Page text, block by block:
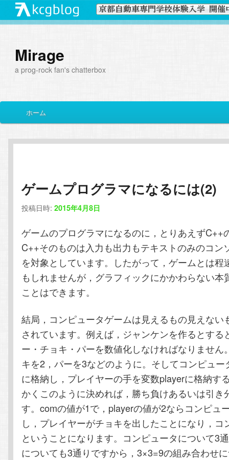
Mirage
a prog-rock fan's chatterbox
イ
メ
イ
コ
ン
ン
ツ
へ
移
動
サ
ブ
ン
テ
ツ
へ
移
動
ホーム
ゲームプログラマになるには(2)
投稿日時:2015年4月8日
ゲームのプログラマになるのに，とりあえずC++
C++そのものは入力も出力もテキストのみのコン
を対象としています。したがって，ゲームとは程
もしれませんが，グラフィックにかかわらない本
ことはできます。
結局，コンピュータゲームは見えるもの見えない
されています。例えば，ジャンケンを作るとする
ー・チョキ・パーを数値化しなければなりません
キを2，パーを3などのように。そしてコンピュ
に格納し，プレイヤーの手を変数playerに格納す
かくこのように決めれば，勝ち負けあるいは引き
す。comの値が1で，playerの値が2ならコンピュ
し，プレイヤーがチョキを出したことになり，コ
ということになります。コンピュータについて3
についても3通りですから，3×3=9の組み合わせ